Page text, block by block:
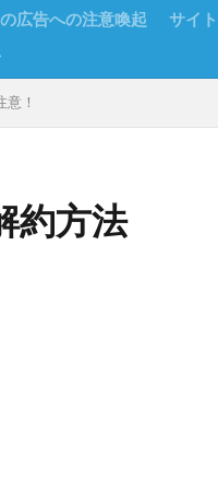
広告への注意喚起
サイ
！
約方法